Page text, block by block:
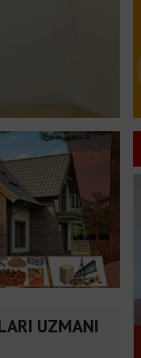
UZMANI